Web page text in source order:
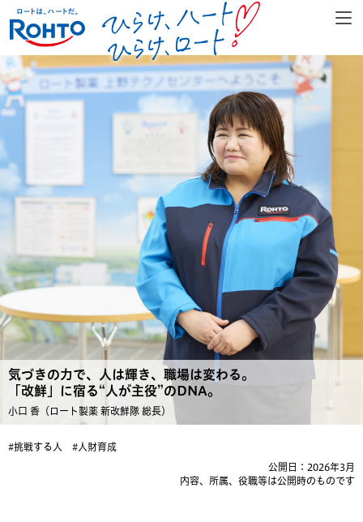
ABOUT ALL
“プロの仕事人”対談
未来に向けて取り組むロート社員、その業界の方との企業の枠を超
えた対談。それぞれの想いが重なる瞬間に見える未来とは。
挑戦する人
【チャレンジの軌跡】
数々のチャレンジを重ねて今に至るロート製
薬。これらを支える社員一人ひとりの想いからひも解く、企業とし
て受け継がれていることとは。
【切り拓くキャリア】過去のさまざまな経験を活かし、ロート製薬
一人ひとりの想いとは。
アーカイブ
気づきの力で、人は輝き、職場は変わる。
「改鮮」に宿る“人が主役”のDNA。
小口 香（ロート製薬 新改鮮隊 総長）
#挑戦する人
#人財育成
公開日：2026年3月
内容、所属、役職等は公開時のものです